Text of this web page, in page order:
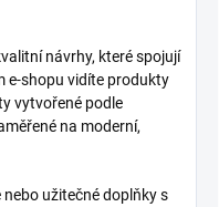
návrhy, které spojují
e-shopu vidíte produkty
vytvořené podle
na moderní,
užitečné doplňky s